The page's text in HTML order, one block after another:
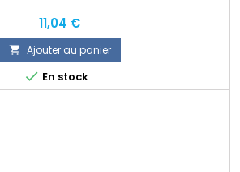
Prix
11,04 €
 Ajouter au panier
 En stock